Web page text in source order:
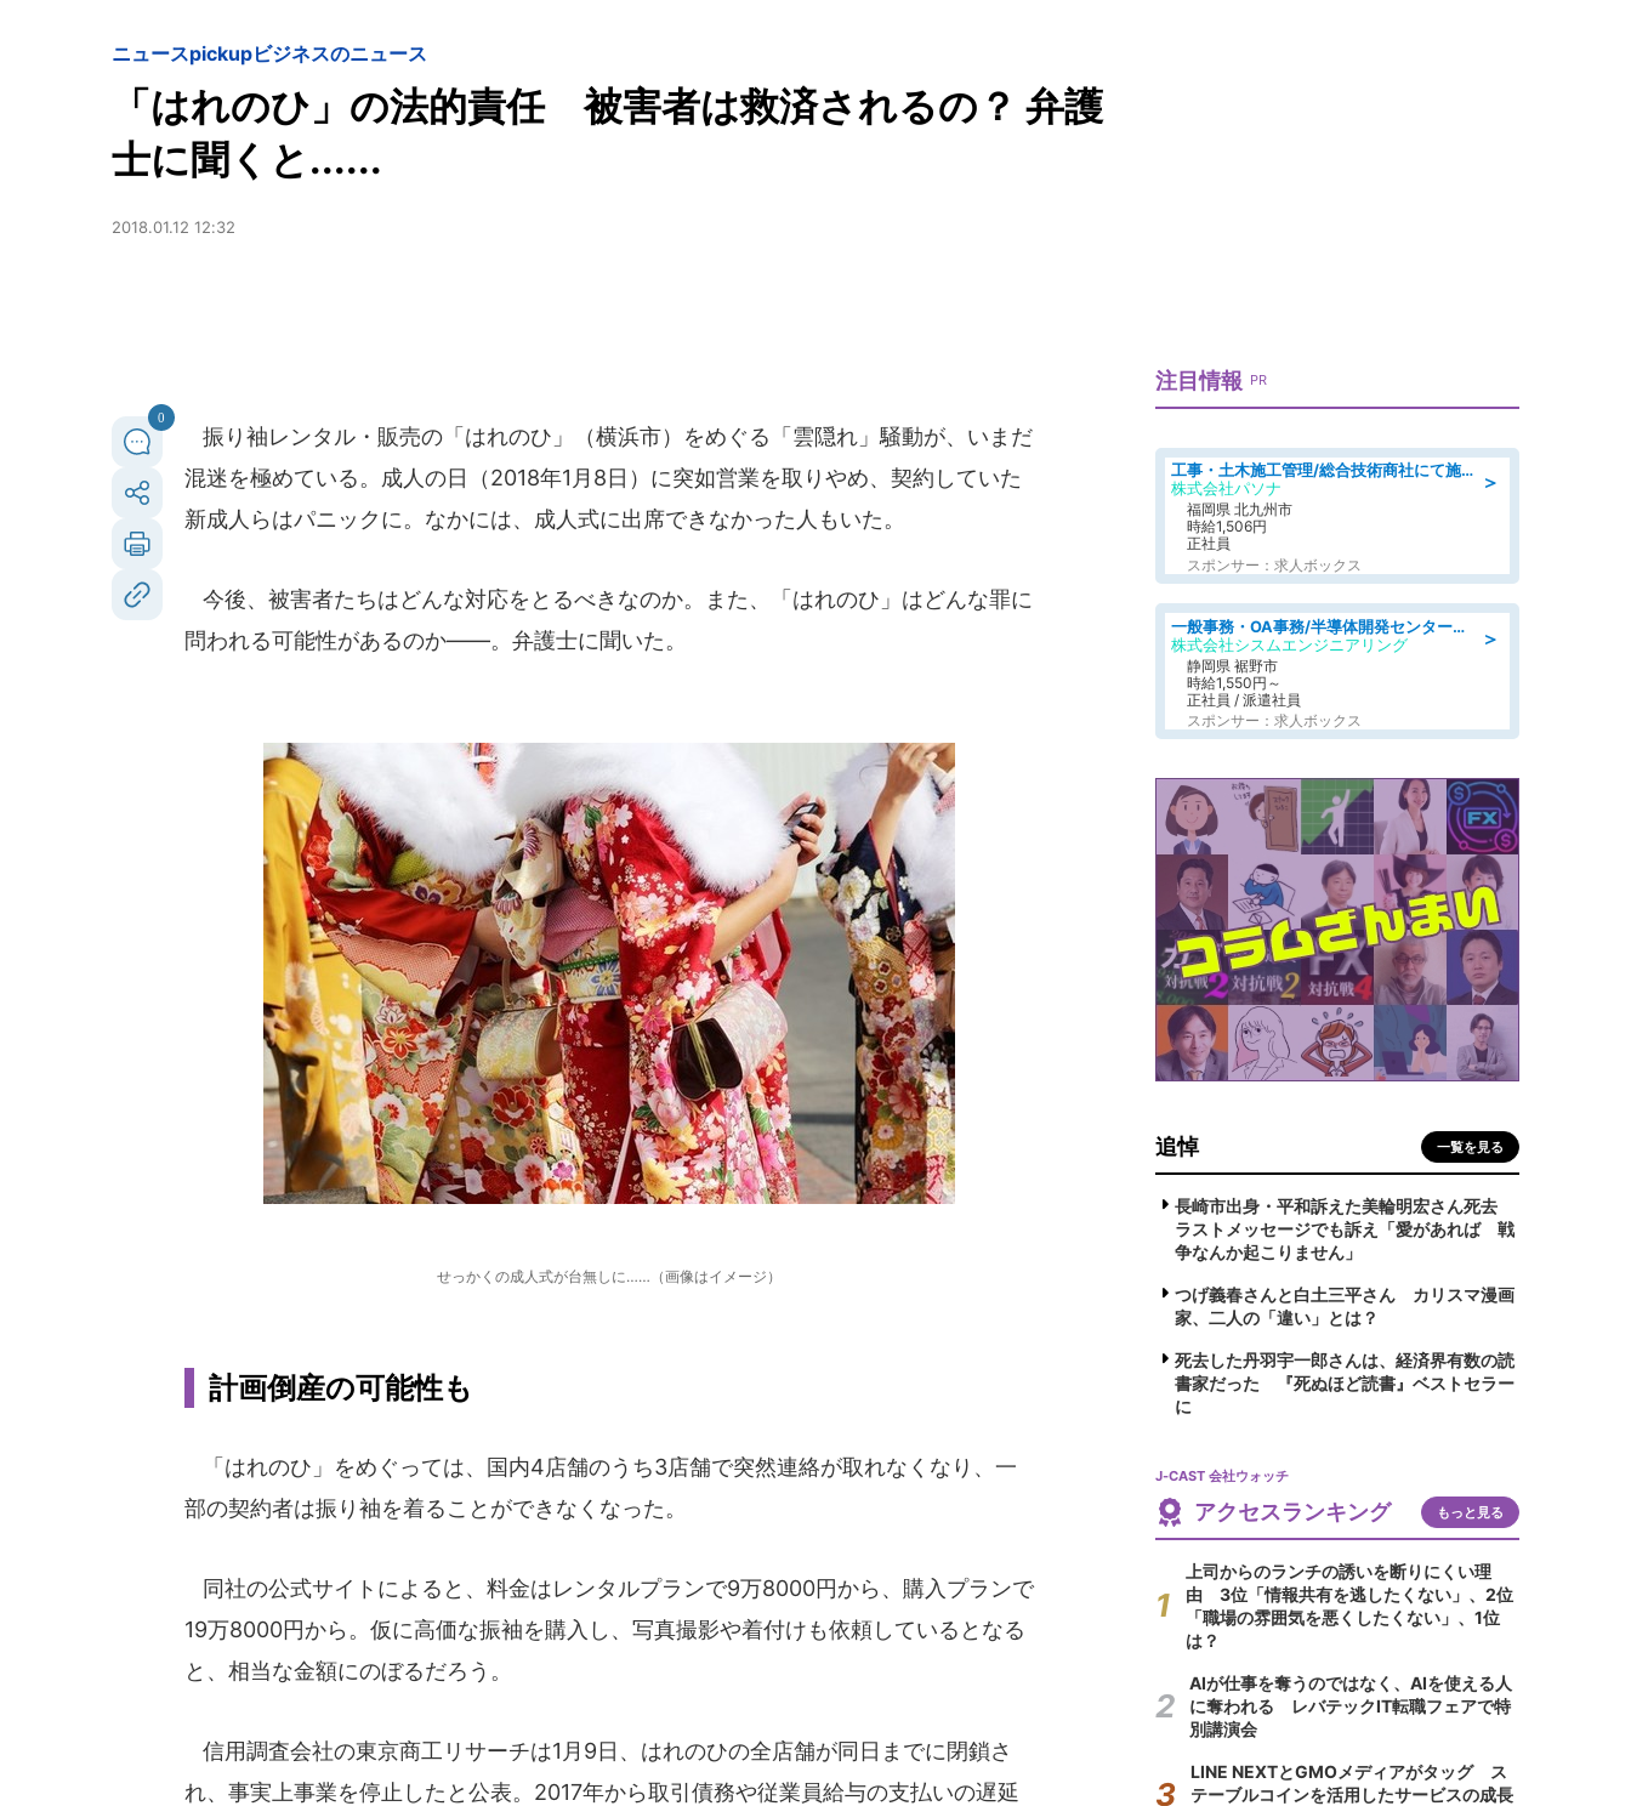
ニュースpickupビジネスのニュース
「はれのひ」の法的責任 被害者は救済されるの？ 弁護
士に聞くと......
2018.01.12 12:32
0
振り袖レンタル・販売の「はれのひ」（横浜市）をめぐる「雲隠れ」騒動が、いまだ
混迷を極めている。成人の日（2018年1月8日）に突如営業を取りやめ、契約していた
新成人らはパニックに。なかには、成人式に出席できなかった人もいた。
今後、被害者たちはどんな対応をとるべきなのか。また、「はれのひ」はどんな罪に
問われる可能性があるのか――。弁護士に聞いた。
せっかくの成人式が台無しに……（画像はイメージ）
計画倒産の可能性も
「はれのひ」をめぐっては、国内4店舗のうち3店舗で突然連絡が取れなくなり、一
部の契約者は振り袖を着ることができなくなった。
同社の公式サイトによると、料金はレンタルプランで9万8000円から、購入プランで
19万8000円から。仮に高価な振袖を購入し、写真撮影や着付けも依頼しているとなる
と、相当な金額にのぼるだろう。
信用調査会社の東京商工リサーチは1月9日、はれのひの全店舗が同日までに閉鎖さ
れ、事実上事業を停止したと公表。2017年から取引債務や従業員給与の支払いの遅延
注目情報 PR
＞
工事・土木施工管理/総合技術商社にて施工管理のお仕事/即日勤務可/車通勤可/工事・土木施工管理/生産・品質管理
株式会社パソナ
福岡県 北九州市
時給1,506円
正社員
スポンサー：求人ボックス
＞
一般事務・OA事務/半導体開発センター内で事務&軽作業スタッフ、募集
株式会社シスムエンジニアリング
静岡県 裾野市
時給1,550円～
正社員 / 派遣社員
スポンサー：求人ボックス
追悼 一覧を見る
長崎市出身・平和訴えた美輪明宏さん死去
ラストメッセージでも訴え「愛があれば 戦
争なんか起こりません」
つげ義春さんと白土三平さん カリスマ漫画
家、二人の「違い」とは？
死去した丹羽宇一郎さんは、経済界有数の読
書家だった 『死ぬほど読書』ベストセラー
に
J-CAST 会社ウォッチ
アクセスランキング もっと見る
上司からのランチの誘いを断りにくい理
由 3位「情報共有を逃したくない」、2位
「職場の雰囲気を悪くしたくない」、1位
は？
AIが仕事を奪うのではなく、AIを使える人
に奪われる レバテックIT転職フェアで特
別講演会
LINE NEXTとGMOメディアがタッグ ス
テーブルコインを活用したサービスの成長